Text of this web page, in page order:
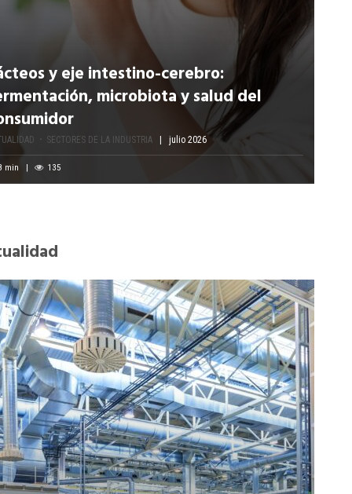
y eje intestino-cerebro:
microbiota y salud del
SECTORES DE LA INDUSTRIA julio 2026
min 135